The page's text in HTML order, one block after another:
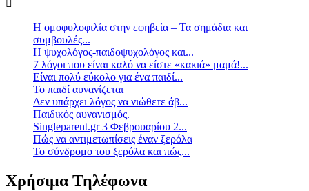
Η ομοφυλοφιλία στην εφηβεία – Τα σημάδια και
συμβουλές...
Η ψυχολόγος-παιδοψυχολόγος και...
7 λόγοι που είναι καλό να είστε «κακιά» μαμά!...
Είναι πολύ εύκολο για ένα παιδί...
Το παιδί αυνανίζεται
Δεν υπάρχει λόγος να νιώθετε άβ...
Παιδικός αυνανισμός.
Singleparent.gr 3 Φεβρουαρίου 2...
Πώς να αντιμετωπίσεις έναν ξερόλα
Το σύνδρομο του ξερόλα και πώς...
Χρήσιμα Τηλέφωνα